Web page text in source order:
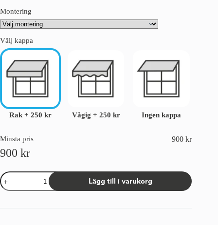
Montering
Välj kappa
Rak+ 250 kr Vågig + 250 kr Ingen kappa
Minsta pris 900kr
900 kr
Väv
till
terrassmarkis
Lägg till i varukorg